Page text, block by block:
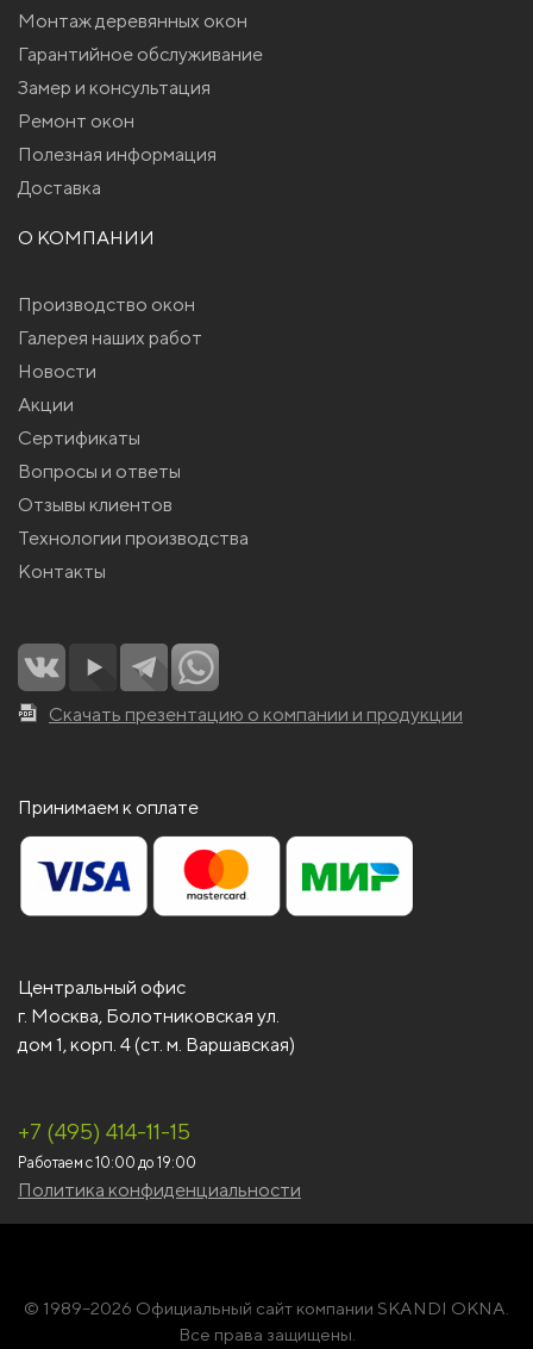
Монтаж деревянных окон
Гарантийное обслуживание
Замер и консультация
Ремонт окон
Полезная информация
Доставка
О КОМПАНИИ
Производство окон
Галерея наших работ
Новости
Акции
Сертификаты
Вопросы и ответы
Отзывы клиентов
Технологии производства
Контакты
Скачать презентацию о компании и продукции
Принимаем к оплате
Центральный офис
г. Москва, Болотниковская ул.
дом 1, корп. 4 (ст. м. Варшавская)
+7 (495) 414-11-15
Работаем с 10:00 до 19:00
Политика конфиденциальности
© 1989–2026 Официальный сайт компании SKANDI OKNA.
Все права защищены.